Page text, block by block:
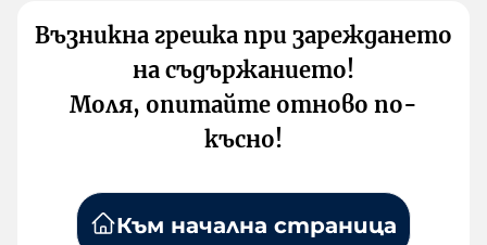
Възникна грешка при зареждането
на съдържанието!
Моля, опитайте отново по-
късно!
Към начална страница